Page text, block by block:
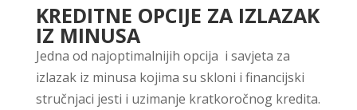
KREDITNE OPCIJE ZA IZLAZAK
IZ MINUSA
Jedna od najoptimalnijih opcija i savjeta za
izlazak iz minusa kojima su skloni i financijski
stručnjaci jesti i uzimanje kratkoročnog kredita.